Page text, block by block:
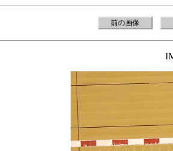
前の画像